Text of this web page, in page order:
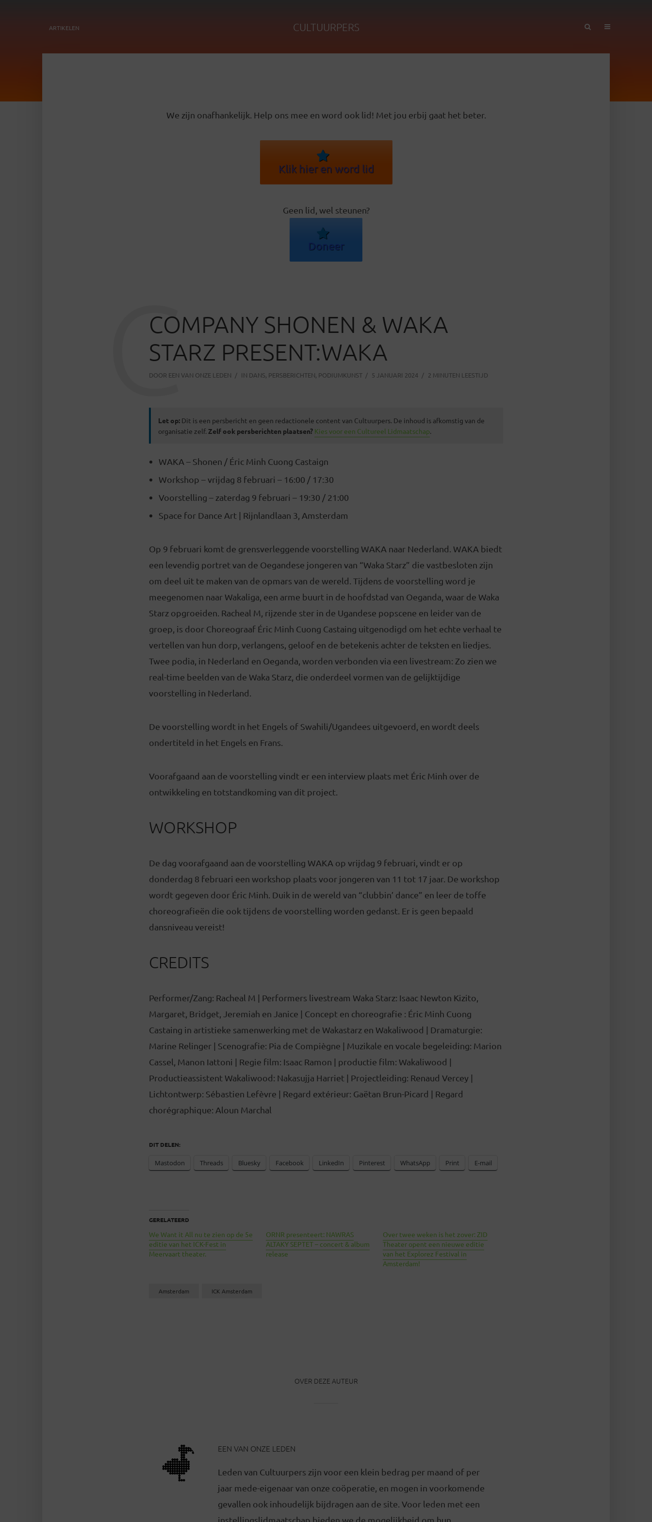
ARTIKELEN CULTUURPERS
We zijn onafhankelijk. Help ons mee en word ook lid! Met jou erbij gaat het beter.
Klik hier en word lid
Geen lid, wel steunen?
Doneer
COMPANY SHONEN & WAKA
STARZ PRESENT:WAKA
DOOR EEN VAN ONZE LEDEN IN DANS, PERSBERICHTEN, PODIUMKUNST 5 JANUARI 2024 2 MINUTEN LEESTIJD
C
Let op: Dit is een persbericht en geen redactionele content van Cultuurpers. De inhoud is afkomstig van de
organisatie zelf. Zelf ook persberichten plaatsen? Kies voor een Cultureel Lidmaatschap.
WAKA – Shonen / Éric Minh Cuong Castaign
Workshop – vrijdag 8 februari – 16:00 / 17:30
Voorstelling – zaterdag 9 februari – 19:30 / 21:00
Space for Dance Art | Rijnlandlaan 3, Amsterdam
Op 9 februari komt de grensverleggende voorstelling WAKA naar Nederland. WAKA biedt
een levendig portret van de Oegandese jongeren van “Waka Starz” die vastbesloten zijn
om deel uit te maken van de opmars van de wereld. Tijdens de voorstelling word je
meegenomen naar Wakaliga, een arme buurt in de hoofdstad van Oeganda, waar de Waka
Starz opgroeiden. Racheal M, rijzende ster in de Ugandese popscene en leider van de
groep, is door Choreograaf Éric Minh Cuong Castaing uitgenodigd om het echte verhaal te
vertellen van hun dorp, verlangens, geloof en de betekenis achter de teksten en liedjes.
Twee podia, in Nederland en Oeganda, worden verbonden via een livestream: Zo zien we
real-time beelden van de Waka Starz, die onderdeel vormen van de gelijktijdige
voorstelling in Nederland.
De voorstelling wordt in het Engels of Swahili/Ugandees uitgevoerd, en wordt deels
ondertiteld in het Engels en Frans.
Voorafgaand aan de voorstelling vindt er een interview plaats met Éric Minh over de
ontwikkeling en totstandkoming van dit project.
WORKSHOP
De dag voorafgaand aan de voorstelling WAKA op vrijdag 9 februari, vindt er op
donderdag 8 februari een workshop plaats voor jongeren van 11 tot 17 jaar. De workshop
wordt gegeven door Éric Minh. Duik in de wereld van “clubbin’ dance” en leer de toffe
choreografieën die ook tijdens de voorstelling worden gedanst. Er is geen bepaald
dansniveau vereist!
CREDITS
Performer/Zang: Racheal M | Performers livestream Waka Starz: Isaac Newton Kizito,
Margaret, Bridget, Jeremiah en Janice | Concept en choreografie : Éric Minh Cuong
Castaing in artistieke samenwerking met de Wakastarz en Wakaliwood | Dramaturgie:
Marine Relinger | Scenografie: Pia de Compiègne | Muzikale en vocale begeleiding: Marion
Cassel, Manon Iattoni | Regie film: Isaac Ramon | productie film: Wakaliwood |
Productieassistent Wakaliwood: Nakasujja Harriet | Projectleiding: Renaud Vercey |
Lichtontwerp: Sébastien Lefèvre | Regard extérieur: Gaëtan Brun-Picard | Regard
chorégraphique: Aloun Marchal
DIT DELEN:
Mastodon Threads Bluesky Facebook LinkedIn Pinterest WhatsApp Print E-mail
GERELATEERD
We Want it All nu te zien op de 5e
editie van het ICK-Fest in
Meervaart theater.
ORNR presenteert: NAWRAS
ALTAKY SEPTET – concert & album
release
Over twee weken is het zover: ZID
Theater opent een nieuwe editie
van het Explorez Festival in
Amsterdam!
Amsterdam ICK Amsterdam
OVER DEZE AUTEUR
EEN VAN ONZE LEDEN
Leden van Cultuurpers zijn voor een klein bedrag per maand of per
jaar mede-eigenaar van onze coöperatie, en mogen in voorkomende
gevallen ook inhoudelijk bijdragen aan de site. Voor leden met een